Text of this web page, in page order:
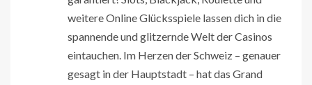
weitere Online Glücksspiele lassen dich in die
spannende und glitzernde Welt der Casinos
eintauchen. Im Herzen der Schweiz – genauer
gesagt in der Hauptstadt – hat das Grand